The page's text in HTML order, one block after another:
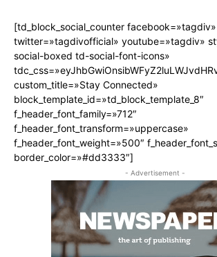
[td_block_social_counter facebook=»tagdiv»
twitter=»tagdivofficial» youtube=»tagdiv»
social-boxed td-social-font-icons»
custom_title=»Stay Connected»
block_template_id=»td_block_template_8″
f_header_font_family=»712″
f_header_font_transform=»uppercase»
f_header_font_weight=»500″
border_color=»#dd3333″]
- Advertisement -